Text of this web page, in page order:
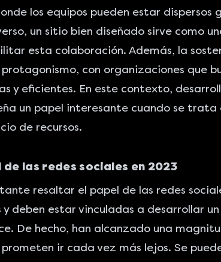
los equipos pueden estar dispersos
un sitio bien diseñado sirve como
esta colaboración. Además, la
con organizaciones que
y eficientes. En este contexto,
un papel interesante cuando se trata
de recursos.
de las redes sociales en 2023
resaltar el papel de las redes
y deben estar vinculadas a desarrollar
. De hecho, han alcanzado una
prometen ir cada vez más lejos. Se